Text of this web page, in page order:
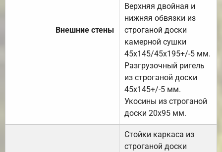
Внешние стены
Верхняя двойная и
нижняя обвязки из
строганой доски
камерной сушки
45х145/45х195+/-5 мм.
Разгрузочный ригель
из строганой доски
45х145+/-5 мм.
Укосины из строганой
доски 20х95 мм.
Стойки каркаса из
строганой доски